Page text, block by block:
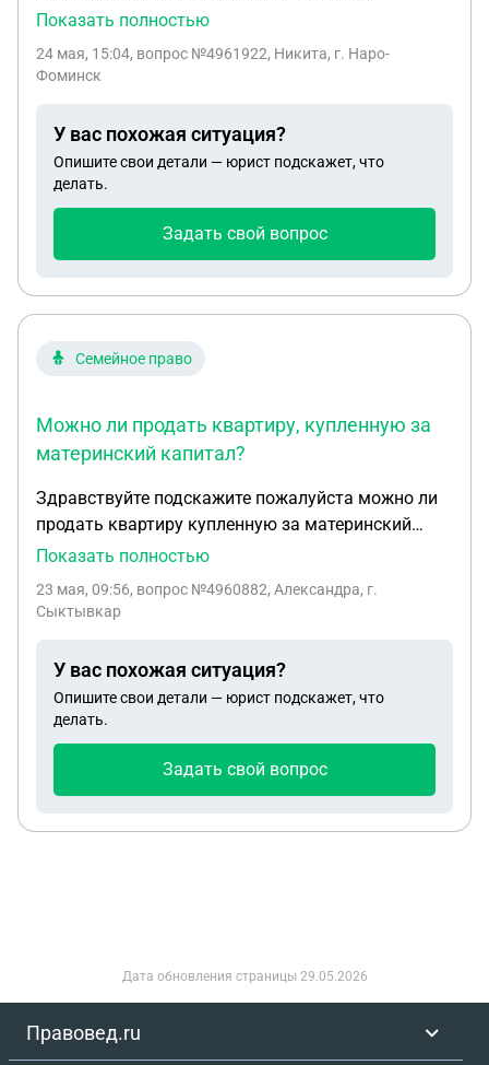
Энергосбыт у меня есть доля в квартире. К этой
и не имею никакого отношения. Как у меня могла
выписке из ЕГРН у меня нет никакой
собственности. Подскажите пожалуйста что
делать и куда обращаться
Показать полностью
24 мая, 15:04, вопрос №4961922, Никита, г. Наро-
Фоминск
У вас похожая ситуация?
Опишите свои детали — юрист подскажет, что
делать.
Задать свой вопрос
Семейное право
Можно ли продать квартиру, купленную за
материнский капитал?
Здравствуйте подскажите пожалуйста можно ли
продать квартиру купленную за материнский
капитал? Дело в том что будет покупаться
которая куплена за материнский капитал и будут
Показать полностью
23 мая, 09:56, вопрос №4960882, Александра, г.
Сыктывкар
У вас похожая ситуация?
Опишите свои детали — юрист подскажет, что
делать.
Задать свой вопрос
Дата обновления страницы 29.05.2026
Правовед.ru